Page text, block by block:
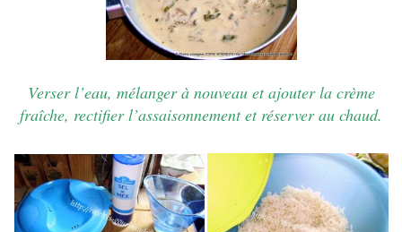
Verser l’eau, mélanger à nouveau et ajouter la crème
fraîche, rectifier l’assaisonnement et réserver au chaud.